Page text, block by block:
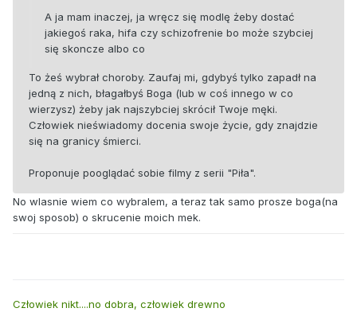
A ja mam inaczej, ja wręcz się modlę żeby dostać
jakiegoś raka, hifa czy schizofrenie bo może szybciej
się skoncze albo co
To żeś wybrał choroby. Zaufaj mi, gdybyś tylko zapadł na
jedną z nich, błagałbyś Boga (lub w coś innego w co
wierzysz) żeby jak najszybciej skrócił Twoje męki.
Człowiek nieświadomy docenia swoje życie, gdy znajdzie
się na granicy śmierci.
Proponuje pooglądać sobie filmy z serii "Piła".
No wlasnie wiem co wybralem, a teraz tak samo prosze boga(na
swoj sposob) o skrucenie moich mek.
Człowiek nikt....no dobra, człowiek drewno